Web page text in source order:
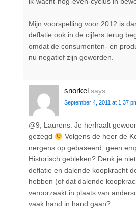
Mijn voorspelling voor 2012 is
deflatie ook in de cijfers terug
omdat de consumenten- en
nu negatief zijn geworden.
snorkel says:
September 4, 2011 at 1:37
@9, Laurens. Je herhaalt
gezegd
Volgens de heer de
nergens op gebaseerd, geen
Historisch gebleken? Denk je
deflatie en dalende koopkracht
hebben (of dat dalende
veroorzaakt in plaats van
vaak hand in hand gaan?